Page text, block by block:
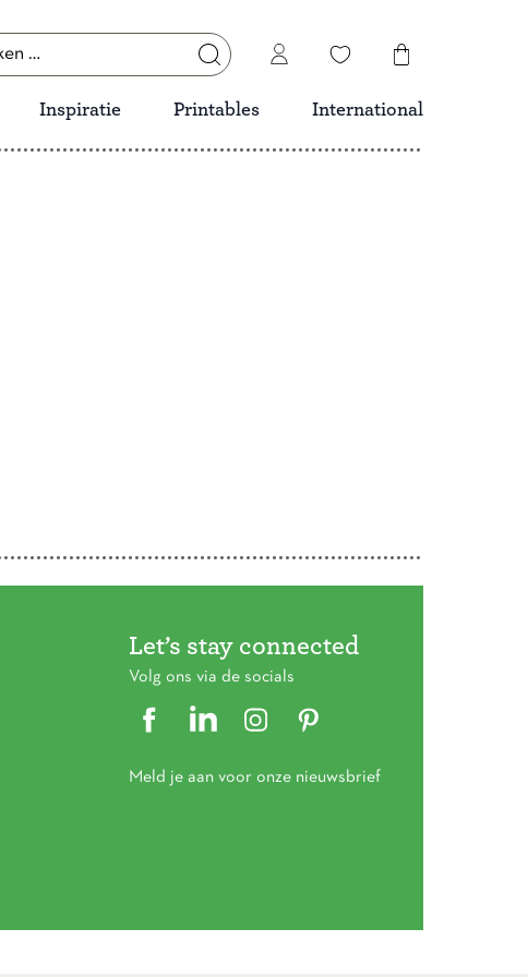
Inspiratie Printables International
Let’s stay connected
Volg ons via de socials
Meld je aan voor onze nieuwsbrief